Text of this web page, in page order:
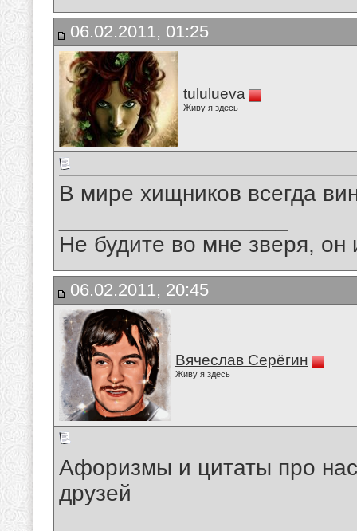
06.02.2011, 01:25
tululueva
Живу я здесь
В мире хищников всегда
Не будите во мне зверя, он
06.02.2011, 20:45
Вячеслав Серёгин
Живу я здесь
Афоризмы и цитаты про
друзей